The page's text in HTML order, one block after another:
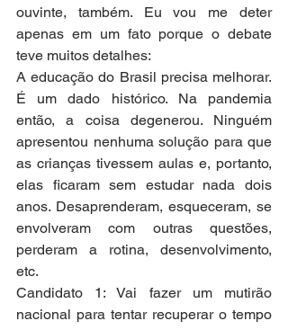
ouvinte, também. Eu vou me deter
apenas em um fato porque o debate
teve muitos detalhes:
A educação do Brasil precisa melhorar.
É um dado histórico. Na pandemia
então, a coisa degenerou. Ninguém
apresentou nenhuma solução para que
as crianças tivessem aulas e, portanto,
elas ficaram sem estudar nada dois
anos. Desaprenderam, esqueceram, se
envolveram com outras questões,
perderam a rotina, desenvolvimento,
etc.
Candidato 1: Vai fazer um mutirão
nacional para tentar recuperar o tempo